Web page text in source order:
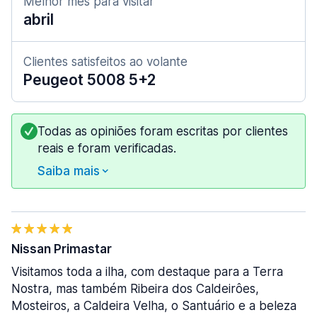
abril
Clientes satisfeitos ao volante
Peugeot 5008 5+2
Todas as opiniões foram escritas por clientes
reais e foram verificadas.
Saiba mais
Nissan Primastar
Visitamos toda a ilha, com destaque para a Terra
Nostra, mas também Ribeira dos Caldeirôes,
Mosteiros, a Caldeira Velha, o Santuário e a beleza